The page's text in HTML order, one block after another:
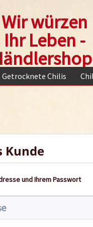
Wir würzen
Ihr Leben -
Getrocknete Chilis
Kunde
und Ihrem Passwort